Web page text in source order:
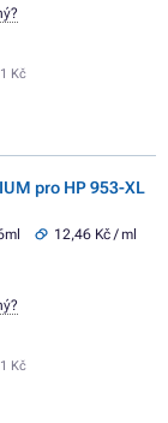
Kč
pro HP 953-XL
12,46 Kč / ml
Kč